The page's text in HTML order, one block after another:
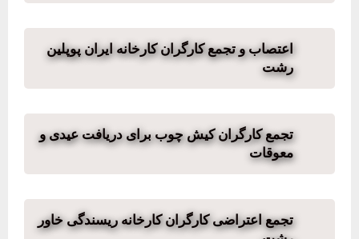
اعتصاب و تجمع کارگران کارخانه ایران پوپلین
رشت
تجمع کارگران کیش چوب برای دریافت عیدی و
معوقات
تجمع اعتراضی کارگران کارخانه‌ ریسندگی خاور